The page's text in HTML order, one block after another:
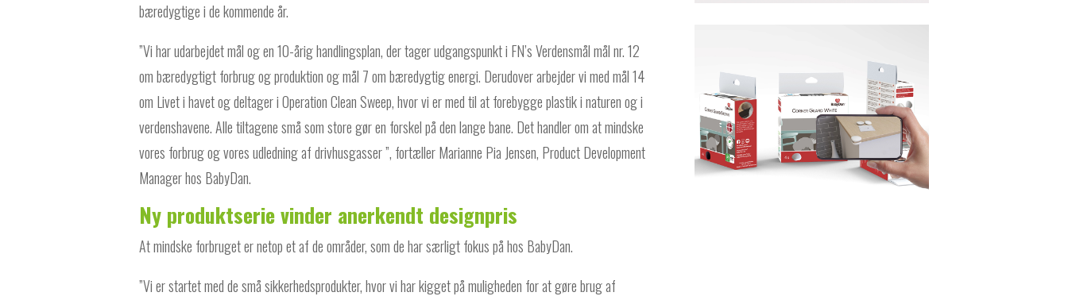
bæredygtige i de kommende år.
”Vi har udarbejdet mål og en 10-årig handlingsplan, der tager udgangspunkt i FN’s Verdensmål mål nr. 12
om bæredygtigt forbrug og produktion og mål 7 om bæredygtig energi. Derudover arbejder vi med mål 14
om Livet i havet og deltager i Operation Clean Sweep, hvor vi er med til at forebygge plastik i naturen og i
verdenshavene. Alle tiltagene små som store gør en forskel på den lange bane. Det handler om at mindske
vores forbrug og vores udledning af drivhusgasser ”, fortæller Marianne Pia Jensen, Product Development
Manager hos BabyDan.
Ny produktserie vinder anerkendt designpris
At mindske forbruget er netop et af de områder, som de har særligt fokus på hos BabyDan.
”Vi er startet med de små sikkerhedsprodukter, hvor vi har kigget på muligheden for at gøre brug af